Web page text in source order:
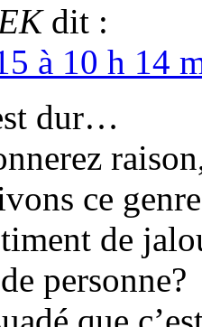
dit :
à 10 h 14
dur…
ce
de
personne?